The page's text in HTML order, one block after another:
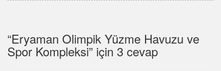
“Eryaman Olimpik Yüzme Havuzu ve
Spor Kompleksi” için 3 cevap